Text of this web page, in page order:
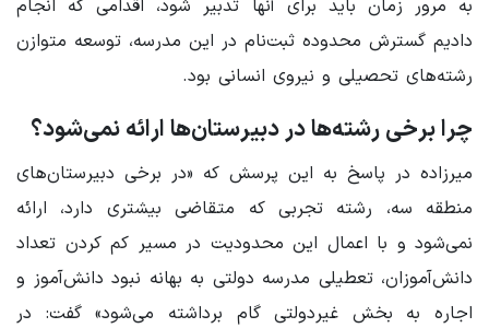
به مرور زمان باید برای آنها تدبیر شود، اقدامی که انجام
دادیم گسترش محدوده‌ ثبت‌نام در این مدرسه، توسعه متوازن
رشته‌های تحصیلی و نیروی انسانی بود.
چرا برخی رشته‌ها در دبیرستان‌ها ارائه نمی‌شود؟
میرزاده در پاسخ به این پرسش که «در برخی دبیرستان‌های
منطقه سه، رشته تجربی که متقاضی بیشتری دارد، ارائه
نمی‌شود و با اعمال این محدودیت در مسیر کم کردن تعداد
دانش‌آموزان، تعطیلی مدرسه دولتی به بهانه نبود دانش‌آموز و
اجاره به بخش غیردولتی گام برداشته می‌شود» گفت: در